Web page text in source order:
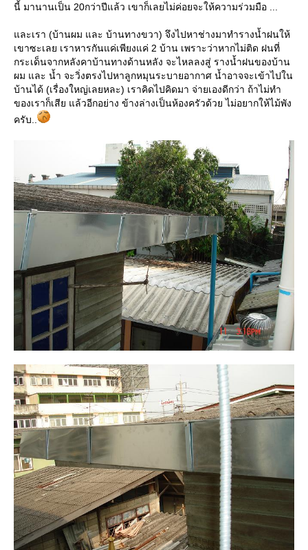
นี้ มานานเป็น 20กว่าปีแล้ว เขาก็เลยไม่ค่อยจะให้ความร่วมมือ ...
ละเรา (บ้านผม และ บ้านทางขวา) จึงไปหาช่างมาทำรางน้ำฝนให้
เขาซะเลย เราหารกันแค่เพียงแค่ 2 บ้าน เพราะว่าหากไม่ติด ฝนที่
กระเด็นจากหลังคาบ้านทางด้านหลัง จะไหลลงสู่ รางน้ำฝนของบ้าน
ผม และ น้ำ จะวิ่งตรงไปหาลูกหมุนระบายอากาศ น้ำอาจจะเข้าไปใน
บ้านได้ (เรื่องใหญ่เลยหละ) เราคิดไปคิดมา จ่ายเองดีกว่า ถ้าไม่ทำ
ของเราก็เสีย แล้วอีกอย่าง ข้างล่างเป็นห้องครัวด้วย ไม่อยากให้ไม้พัง
ครับ..